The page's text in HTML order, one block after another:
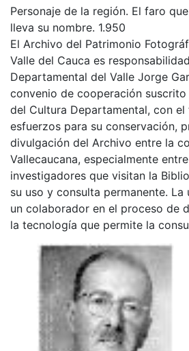
Personaje de la región. El faro
lleva su nombre. 1.950
El Archivo del Patrimonio
Valle del Cauca es
Departamental del Valle Jorge
convenio de cooperación
del Cultura Departamental, con el
esfuerzos para su conservación,
divulgación del Archivo entre la
Vallecaucana, especialmente
investigadores que visitan la
su uso y consulta permanente. La
un colaborador en el proceso de
la tecnología que permite la